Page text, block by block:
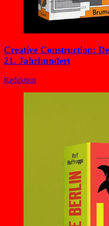
Creative Construction:
21. Jahrhundert
Redaktion